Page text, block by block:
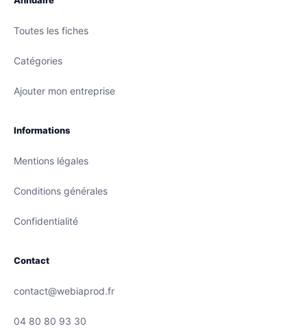
Toutes les fiches
Catégories
Ajouter mon entreprise
Informations
Mentions légales
Conditions générales
Confidentialité
Contact
contact@webiaprod.fr
04 80 80 93 30